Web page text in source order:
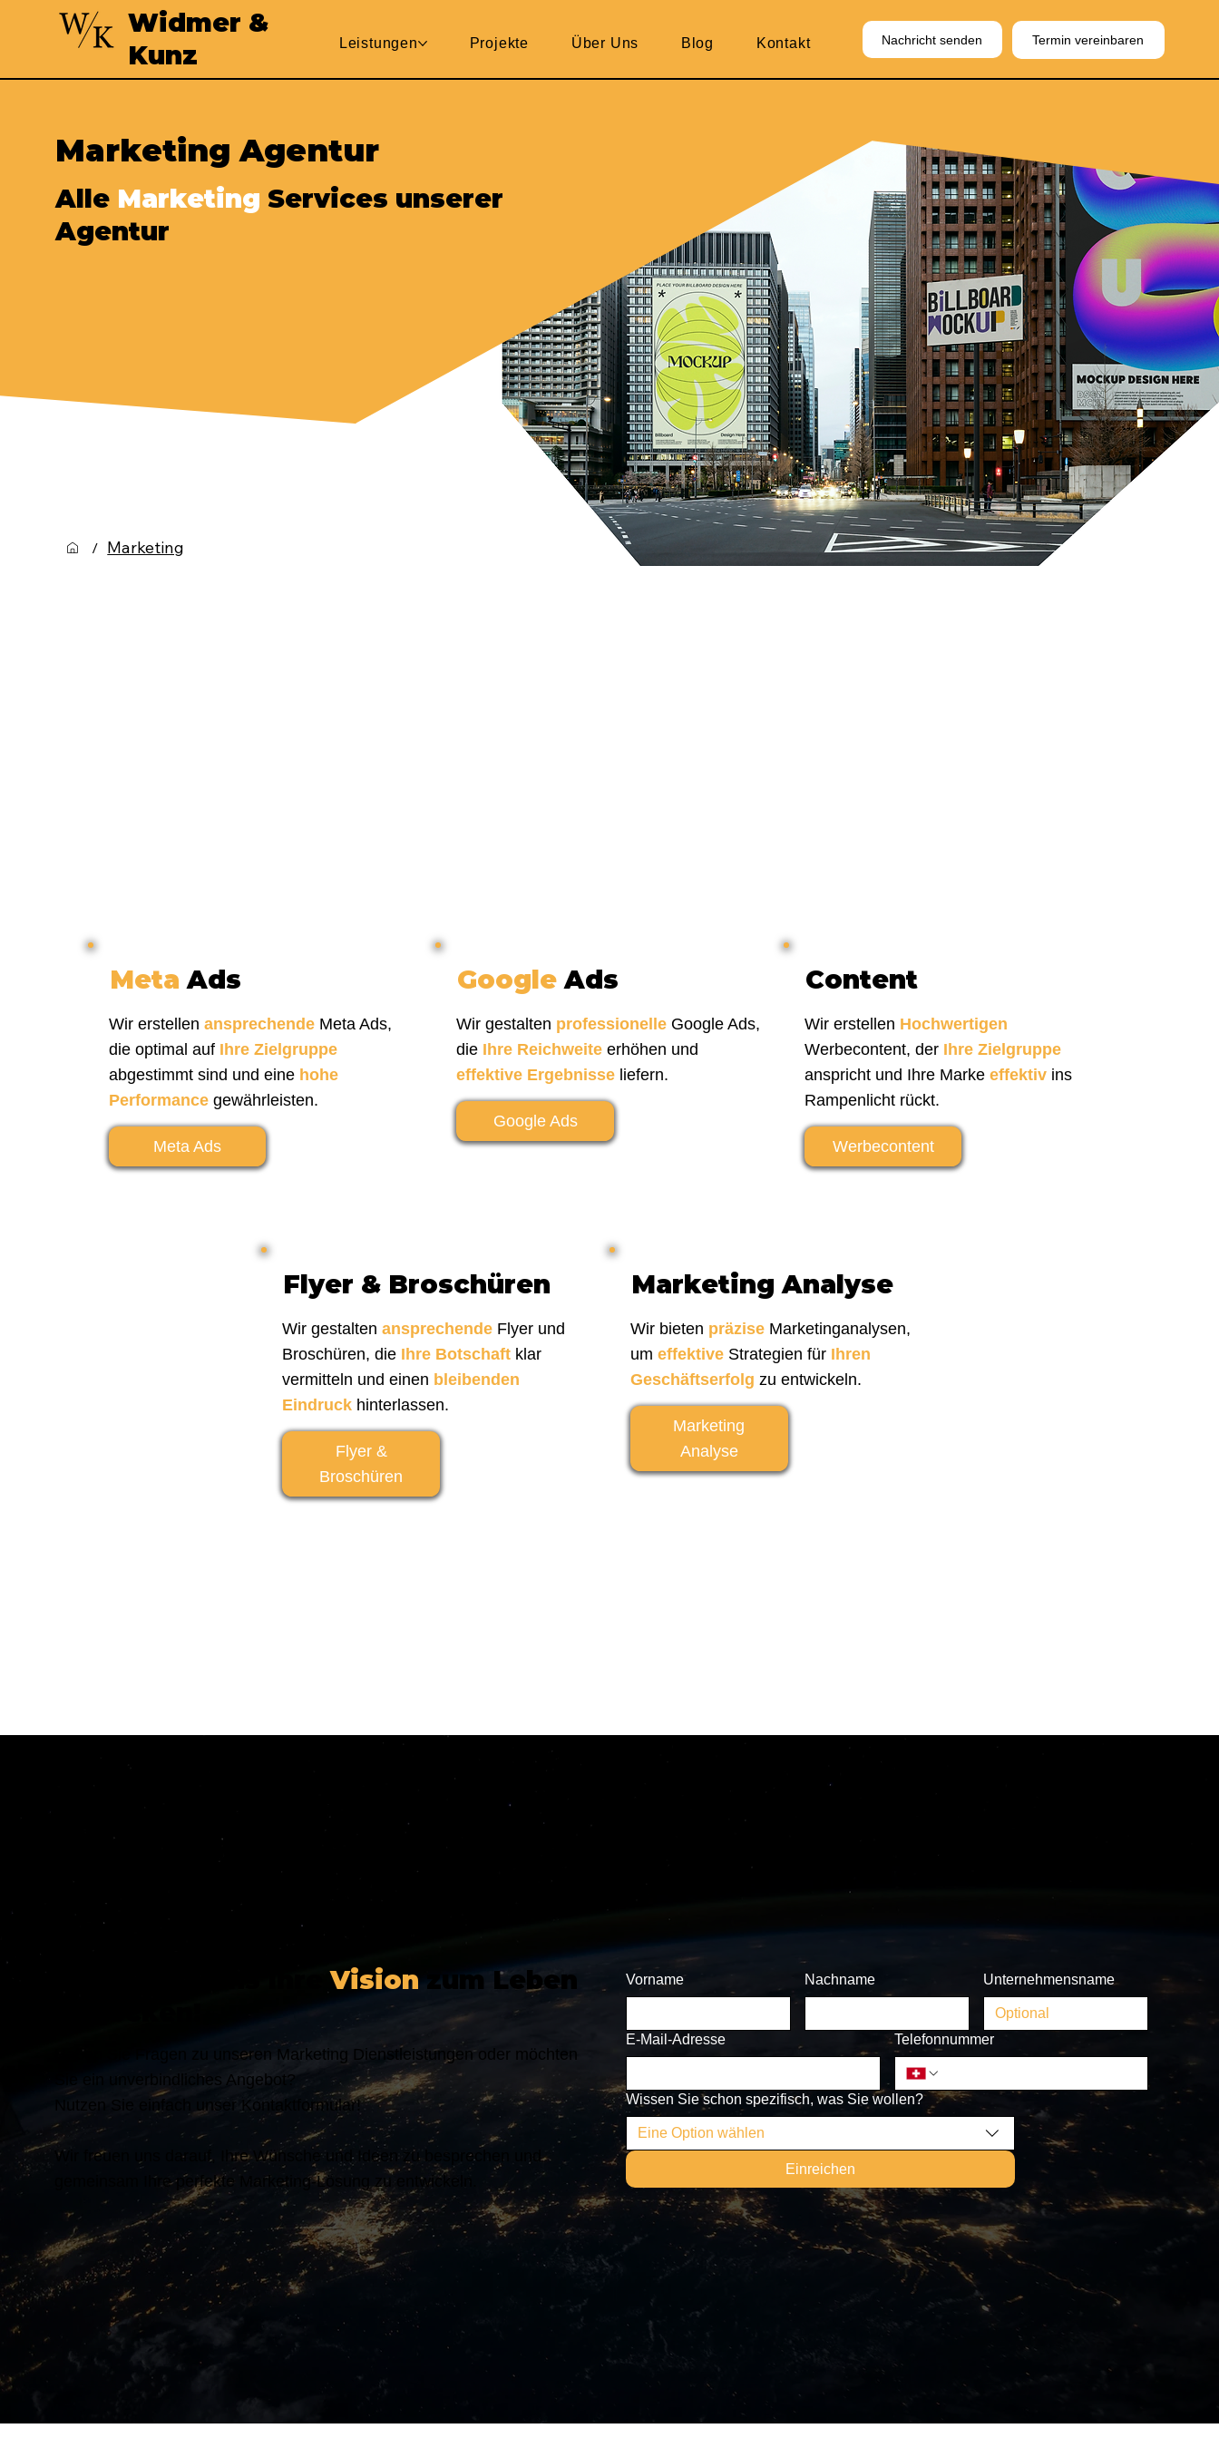
Widmer &
Kunz
Leistungen Projekte Über Uns Blog Kontakt Nachricht senden Termin vereinbaren
Marketing Agentur
Alle Marketing Services unserer
Agentur
/ Marketing
Meta Ads
Wir erstellen ansprechende Meta Ads,
die optimal auf Ihre Zielgruppe
abgestimmt sind und eine hohe
Performancegewährleisten.
Meta Ads
Google Ads
Wir gestalten professionelle Google Ads,
die Ihre Reichweite erhöhen und
effektive Ergebnisse liefern.
Google Ads
Content
Wir erstellen Hochwertigen
Werbecontent, der Ihre Zielgruppe
anspricht und Ihre Marke effektivins
Rampenlicht rückt.
Werbecontent
Flyer & Broschüren
Wir gestaltenansprechende Flyer und
Broschüren, die Ihre Botschaft klar
vermitteln und einen bleibenden
Eindruck hinterlassen.
Flyer &
Broschüren
Marketing Analyse
Wir bieten präzise Marketinganalysen,
umeffektive Strategien für Ihren
Geschäftserfolg zu entwickeln.
Marketing
Analyse
Lassen Sie uns IhreVisionzum Leben
Haben Sie Fragen zu unseren Marketing Dienstleistungen oder möchten
Sie ein unverbindliches Angebot?
Nutzen Sie einfach unser Kontaktformular!
Wir freuen uns darauf, Ihre Wünsche und Ideen zu besprechen und
gemeinsam Ihre perfekte Marketing-Lösung zu entwickeln.
Vorname Nachname Unternehmensname
E-Mail-Adresse Telefonnummer
Wissen Sie schon spezifisch, was Sie wollen?
Eine Option wählen
Einreichen